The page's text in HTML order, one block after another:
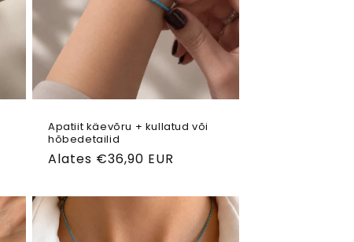
Apatiit käevõru + kullatud või
hõbedetailid
Tavahind
Alates €36,90 EUR